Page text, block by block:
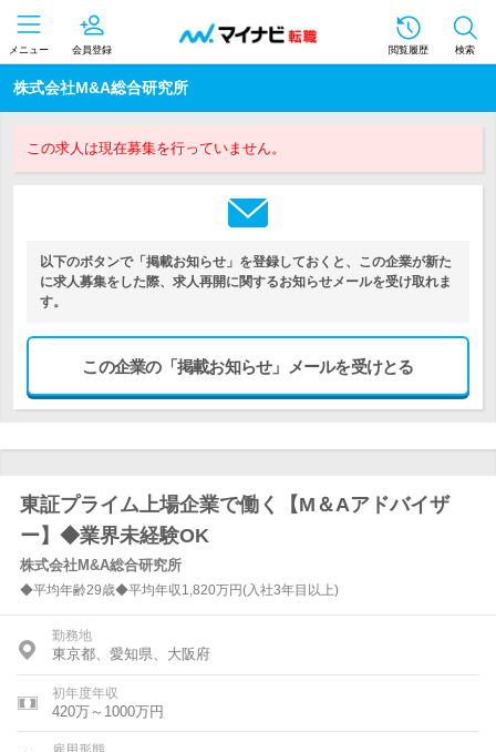
メニュー 会員登録 閲覧履歴 検索
株式会社M&A総合研究所
この求人は現在募集を行っていません。
以下のボタンで「掲載お知らせ」を登録しておくと、この企業が新た
に求人募集をした際、求人再開に関するお知らせメールを受け取れま
す。
この企業の「掲載お知らせ」メールを受けとる
東証プライム上場企業で働く【M＆Aアドバイザ
ー】◆業界未経験OK
株式会社M&A総合研究所
◆平均年齢29歳◆平均年収1,820万円(入社3年目以上)
勤務地
東京都、愛知県、大阪府
初年度年収
420万～1000万円